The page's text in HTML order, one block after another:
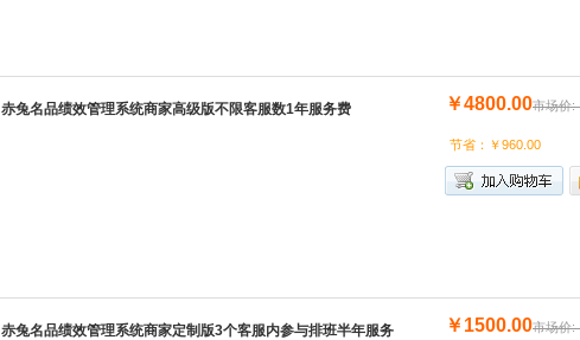
赤兔名品绩效管理系统商家高级版不限客服数1年服务费 ￥4800.00市场价:
节省：￥960.00
赤兔名品绩效管理系统商家定制版3个客服内参与排班半年服务 ￥1500.00市场价: